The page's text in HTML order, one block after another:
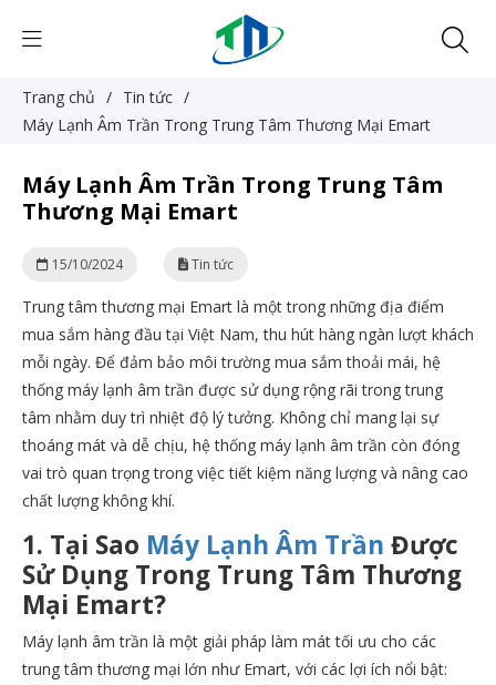
Trang chủ / Tin tức /
Máy Lạnh Âm Trần Trong Trung Tâm Thương Mại Emart
Máy Lạnh Âm Trần Trong Trung Tâm
Thương Mại Emart
15/10/2024 Tin tức
Trung tâm thương mại Emart là một trong những địa điểm
mua sắm hàng đầu tại Việt Nam, thu hút hàng ngàn lượt khách
mỗi ngày. Để đảm bảo môi trường mua sắm thoải mái, hệ
thống máy lạnh âm trần được sử dụng rộng rãi trong trung
tâm nhằm duy trì nhiệt độ lý tưởng. Không chỉ mang lại sự
thoáng mát và dễ chịu, hệ thống máy lạnh âm trần còn đóng
vai trò quan trọng trong việc tiết kiệm năng lượng và nâng cao
chất lượng không khí.
1. Tại Sao Máy Lạnh Âm Trần Được
Sử Dụng Trong Trung Tâm Thương
Mại Emart?
Máy lạnh âm trần là một giải pháp làm mát tối ưu cho các
trung tâm thương mại lớn như Emart, với các lợi ích nổi bật: